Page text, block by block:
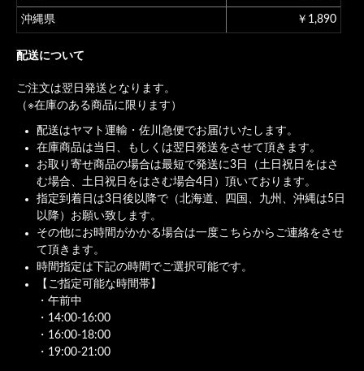
沖縄県 ￥1,890
配送について
ご注文は翌日発送となります。
（※在庫のある商品に限ります）
配送はヤマト運輸・佐川急便でお届けいたします。
在庫商品は当日、もしくは翌日発送をさせて頂きます。
お取り寄せ商品の場合は最短で発送に3日（土日祝日をはさ
む場合、土日祝日をはさむ場合4日）頂いております。
指定到着日は3日後以降で（北海道、四国、九州、沖縄は5日
以降）お願い致します。
その他にお時間がかかる場合は一度こちらからご連絡をさせ
て頂きます。
時間指定は下記の時間でご選択可能です。
【ご指定可能な時間帯】
・午前中
・14:00-16:00
・16:00-18:00
・19:00-21:00